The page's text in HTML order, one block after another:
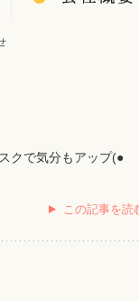
クで気分もアップ(●
この記事を読